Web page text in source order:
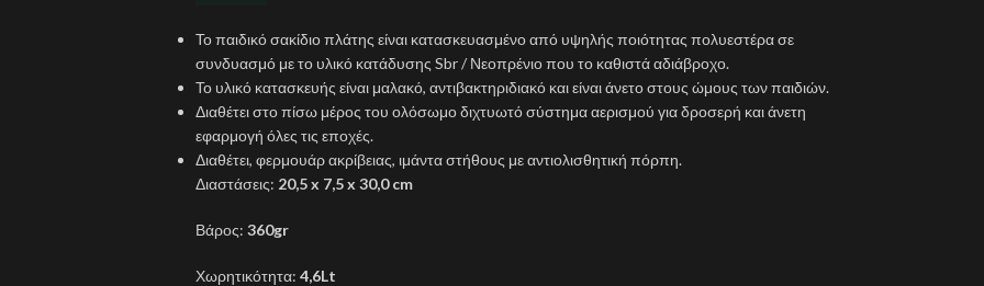
Το παιδικό σακίδιο πλάτης είναι κατασκευασμένο από υψηλής ποιότητας πολυεστέρα σε
συνδυασμό με το υλικό κατάδυσης Sbr / Νεοπρένιο που το καθιστά αδιάβροχο.
Το υλικό κατασκευής είναι μαλακό, αντιβακτηριδιακό και είναι άνετο στους ώμους των παιδιών.
Διαθέτει στο πίσω μέρος του ολόσωμο διχτυωτό σύστημα αερισμού για δροσερή και άνετη
εφαρμογή όλες τις εποχές.
Διαθέτει, φερμουάρ ακρίβειας, ιμάντα στήθους με αντιολισθητική πόρπη.
Διαστάσεις: 20,5 x 7,5 x 30,0 cm
Βάρος: 360gr
Χωρητικότητα: 4,6Lt